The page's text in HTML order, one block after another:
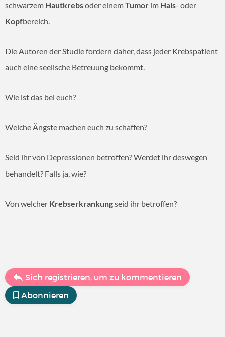
schwarzem Hautkrebsoder einemTumor im Hals- oder
Kopfbereich.
Die Autoren der Studie fordern daher, dass jeder Krebspatient
auch eine seelische Betreuung bekommt.
Wie ist das bei euch?
Welche Ängste machen euch zu schaffen?
Seid ihr von Depressionen betroffen? Werdet ihr deswegen
behandelt? Falls ja, wie?
Von welcher Krebserkrankungseid ihr betroffen?
Sich registrieren, um zu kommentieren
Abonnieren